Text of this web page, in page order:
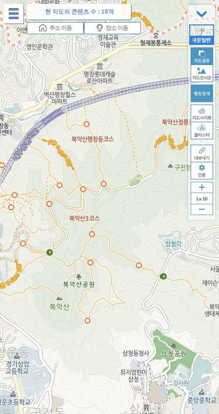
테
마
버
튼
이
전
버
튼
재
생
버
튼
다
음
버
튼
현 지도의 콘텐츠 수 : 19개
주소 이동 장소 이동
Lv 10